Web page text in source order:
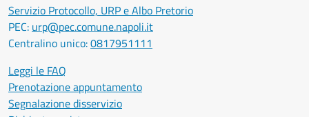
Servizio Protocollo, URP e Albo Pretorio
PEC: urp@pec.comune.napoli.it
Centralino unico:0817951111
Leggi le FAQ
Prenotazione appuntamento
Segnalazione disservizio